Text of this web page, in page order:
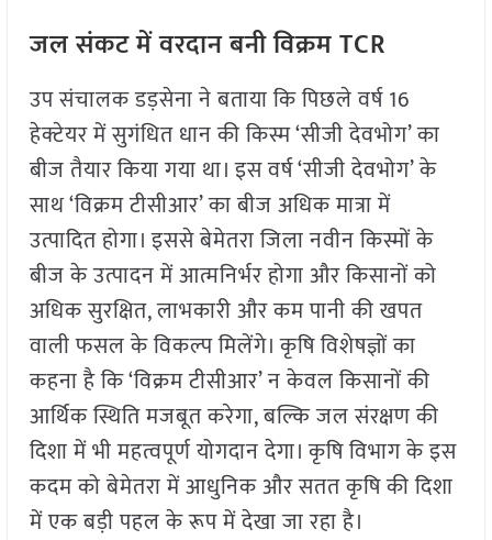
जल संकट में वरदान बनी विक्रम TCR
उप संचालक डड़सेना ने बताया कि पिछले वर्ष 16
हेक्टेयर में सुगंधित धान की किस्म ‘सीजी देवभोग’ का
बीज तैयार किया गया था। इस वर्ष ‘सीजी देवभोग’ के
साथ ‘विक्रम टीसीआर’ का बीज अधिक मात्रा में
उत्पादित होगा। इससे बेमेतरा जिला नवीन किस्मों के
बीज के उत्पादन में आत्मनिर्भर होगा और किसानों को
अधिक सुरक्षित, लाभकारी और कम पानी की खपत
वाली फसल के विकल्प मिलेंगे। कृषि विशेषज्ञों का
कहना है कि ‘विक्रम टीसीआर’ न केवल किसानों की
आर्थिक स्थिति मजबूत करेगा, बल्कि जल संरक्षण की
दिशा में भी महत्वपूर्ण योगदान देगा। कृषि विभाग के इस
कदम को बेमेतरा में आधुनिक और सतत कृषि की दिशा
में एक बड़ी पहल के रूप में देखा जा रहा है।